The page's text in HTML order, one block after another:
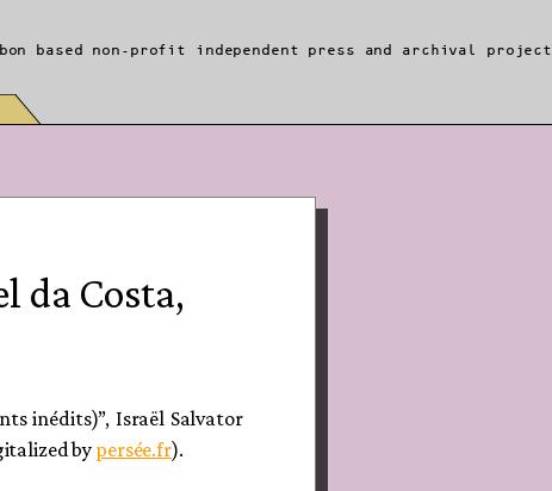
based non-profit independent press and archival project
da Costa,
inédits)”, Israël Salvator
by persée.fr).